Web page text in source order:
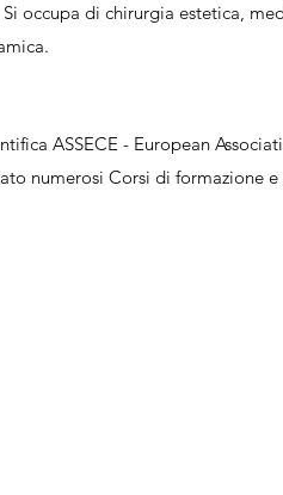
occupa di chirurgia estetica,
ASSECE - European
numerosi Corsi di formazione